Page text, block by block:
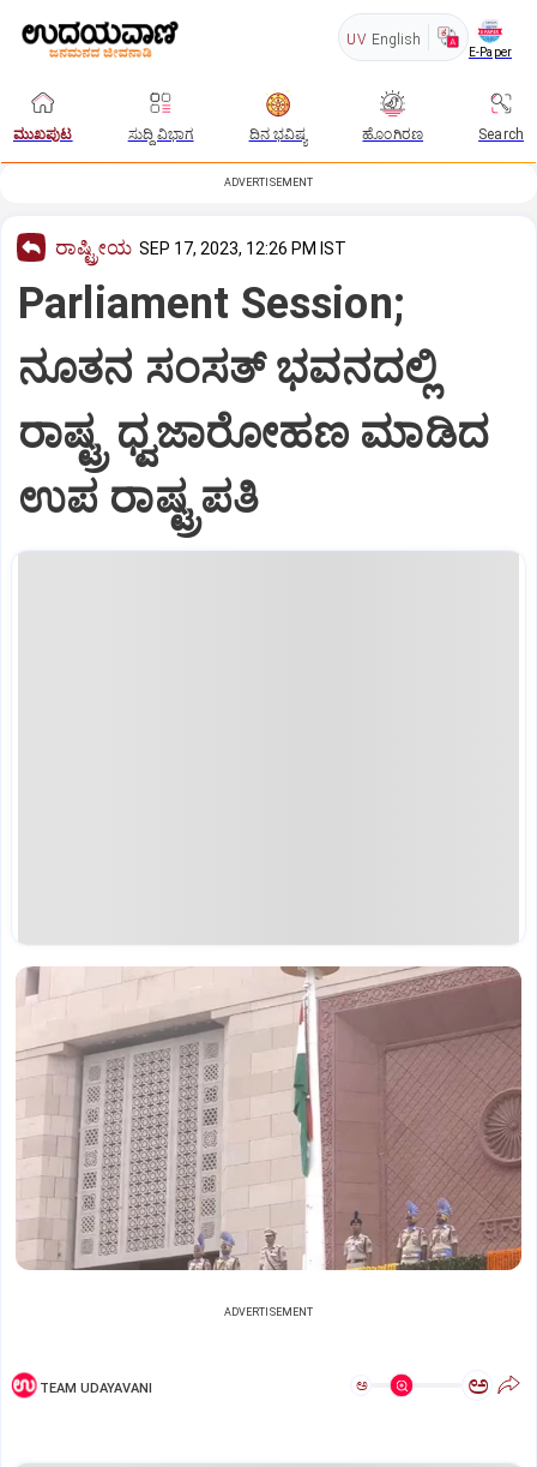
UV English
E-Paper
ಮುಖಪುಟ ಸುದ್ದಿ ವಿಭಾಗ ದಿನ ಭವಿಷ್ಯ ಹೊಂಗಿರಣ Search
ADVERTISEMENT
ರಾಷ್ಟ್ರೀಯ SEP 17, 2023, 12:26 PM IST
Parliament Session;
ನೂತನ ಸಂಸತ್ ಭವನದಲ್ಲಿ
ರಾಷ್ಟ್ರ ಧ್ವಜಾರೋಹಣ ಮಾಡಿದ
ಉಪ ರಾಷ್ಟ್ರಪತಿ
ADVERTISEMENT
TEAM UDAYAVANI ಅ ಅ